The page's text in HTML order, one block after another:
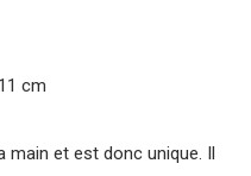
cm
et est donc unique. Il